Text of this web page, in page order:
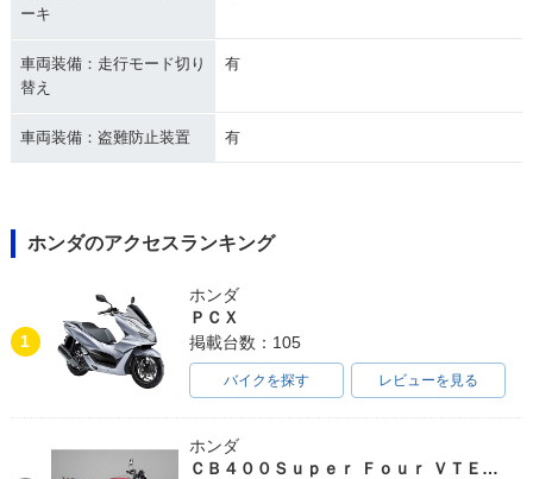
ーキ
車両装備：走行モード切り
替え
有
車両装備：盗難防止装置 有
ホンダのアクセスランキング
1
ホンダ
ＰＣＸ
掲載台数：105
バイクを探す レビューを見る
ホンダ
ＣＢ４００Ｓｕｐｅｒ Ｆｏｕｒ ＶＴＥＣ ＳＰＥＣ３